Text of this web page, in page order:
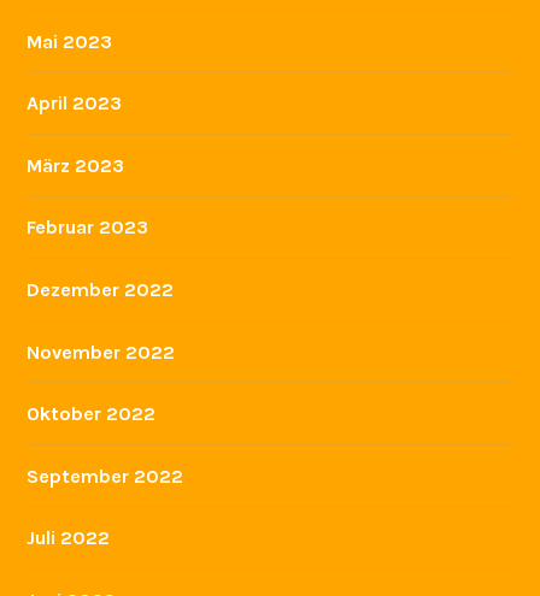
Mai 2023
April 2023
März 2023
Februar 2023
Dezember 2022
November 2022
Oktober 2022
September 2022
Juli 2022